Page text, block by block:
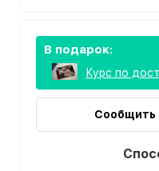
В подарок:
Курс по
Сообщить